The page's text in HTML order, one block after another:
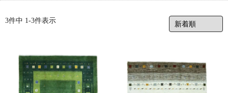
3件中 1-3件表示